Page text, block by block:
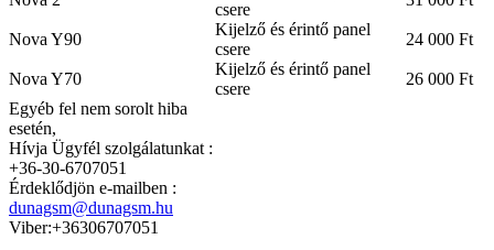
csere
Nova Y90
Kijelző és érintő panel
csere
24 000 Ft
Nova Y70
Kijelző és érintő panel
csere
26 000 Ft
Egyéb fel nem sorolt hiba
esetén,
Hívja Ügyfél szolgálatunkat :
+36-30-6707051
Érdeklődjön e-mailben :
dunagsm@dunagsm.hu
Viber:+36306707051